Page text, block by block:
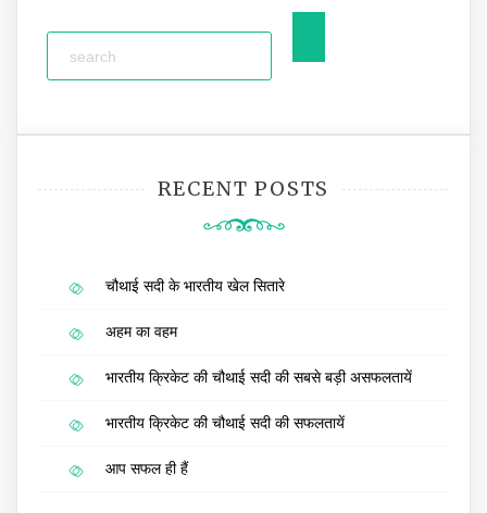
RECENT POSTS
चौथाई सदी के भारतीय खेल सितारे
अहम का वहम
भारतीय क्रिकेट की चौथाई सदी की सबसे बड़ी असफलतायें
भारतीय क्रिकेट की चौथाई सदी की सफलतायें
आप सफल ही हैं